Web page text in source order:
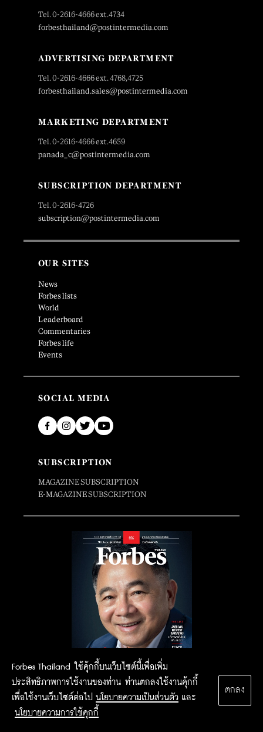
Forbes Thailand ใช้คุ้กกี้บนเว็บไซต์นี้เพื่อเพิ่ม
ประสิทธิภาพการใช้งานของท่าน ท่านตกลงใช้งานคุ้กกี้
เพื่อใช้งานเว็บไซต์ต่อไป นโยบายความเป็นส่วนตัว และ
นโยบายความการใช้คุกกี้
ตกลง
Tel. 0-2616-4666 ext.4734
forbesthailand@postintermedia.com
ADVERTISING DEPARTMENT
Tel. 0-2616-4666 ext. 4768,4725
forbesthailand.sales@postintermedia.com
MARKETING DEPARTMENT
Tel. 0-2616-4666 ext.4659
panada_c@postintermedia.com
SUBSCRIPTION DEPARTMENT
Tel. 0-2616-4726
subscription@postintermedia.com
OUR SITES
News
Forbes lists
World
Leaderboard
Commentaries
Forbes life
Events
SOCIAL MEDIA
SUBSCRIPTION
MAGAZINE SUBSCRIPTION
E-MAGAZINE SUBSCRIPTION
2015 Forbesthailand.com ALL RIGHTS RESERVED